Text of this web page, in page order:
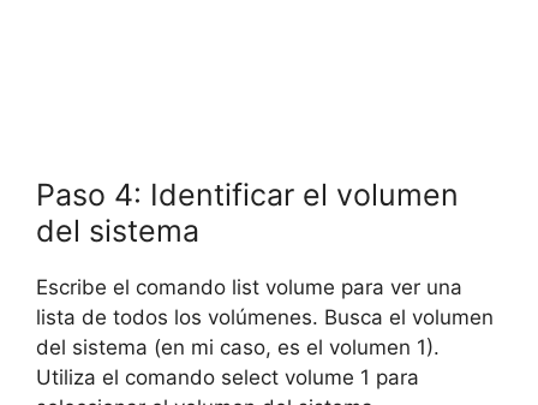
Paso 4: Identificar el volumen
del sistema
Escribe el comando list volume para ver una
lista de todos los volúmenes. Busca el volumen
del sistema (en mi caso, es el volumen 1).
Utiliza el comando select volume 1 para